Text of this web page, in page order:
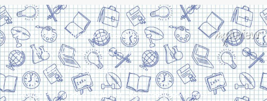
Харків, вулиця Сумська, 13
Телефон: (050) 305-05-41
E-Mail: torsingplus@gmail.com
Інтернет-магазин Торсінг. Усі права захищені